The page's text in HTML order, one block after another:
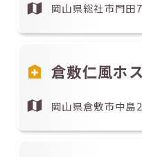
岡山県総社市門田
倉敷仁風ホ
岡山県倉敷市中